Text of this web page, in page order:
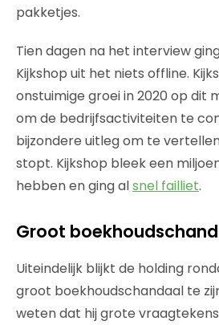
pakketjes.
Tien dagen na het interview
Kijkshop uit het niets offline.
onstuimige groei in 2020 op dit
om de bedrijfsactiviteiten te
bijzondere uitleg om te
stopt. Kijkshop bleek een
hebben en ging alsnel failliet.
Groot
Uiteindelijk blijkt de holding
groot boekhoudschandaal te
weten dat hij grote